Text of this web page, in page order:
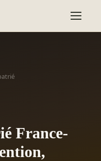
France-